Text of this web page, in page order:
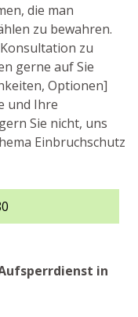
die man
zu bewahren.
zu
gerne auf Sie
Optionen]
und Ihre
Sie nicht, uns
Einbruchschutz
in